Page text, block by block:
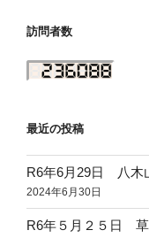
訪問者数
最近の投稿
R6年6月29日 八木
2024年6月30日
R6年５月２５日 草